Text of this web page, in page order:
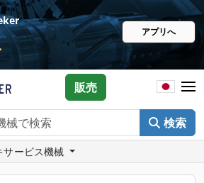
アプリへ
検索
販売
ービス機械